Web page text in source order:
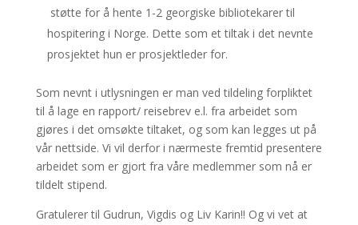
støtte for å hente 1-2 georgiske bibliotekarer til
hospitering i Norge. Dette som et tiltak i det nevnte
prosjektet hun er prosjektleder for.
Som nevnt i utlysningen er man ved tildeling forpliktet
til å lage en rapport/ reisebrev e.l. fra arbeidet som
gjøres i det omsøkte tiltaket, og som kan legges ut på
vår nettside. Vi vil derfor i nærmeste fremtid presentere
arbeidet som er gjort fra våre medlemmer som nå er
tildelt stipend.
Gratulerer til Gudrun, Vigdis og Liv Karin!! Og vi vet at